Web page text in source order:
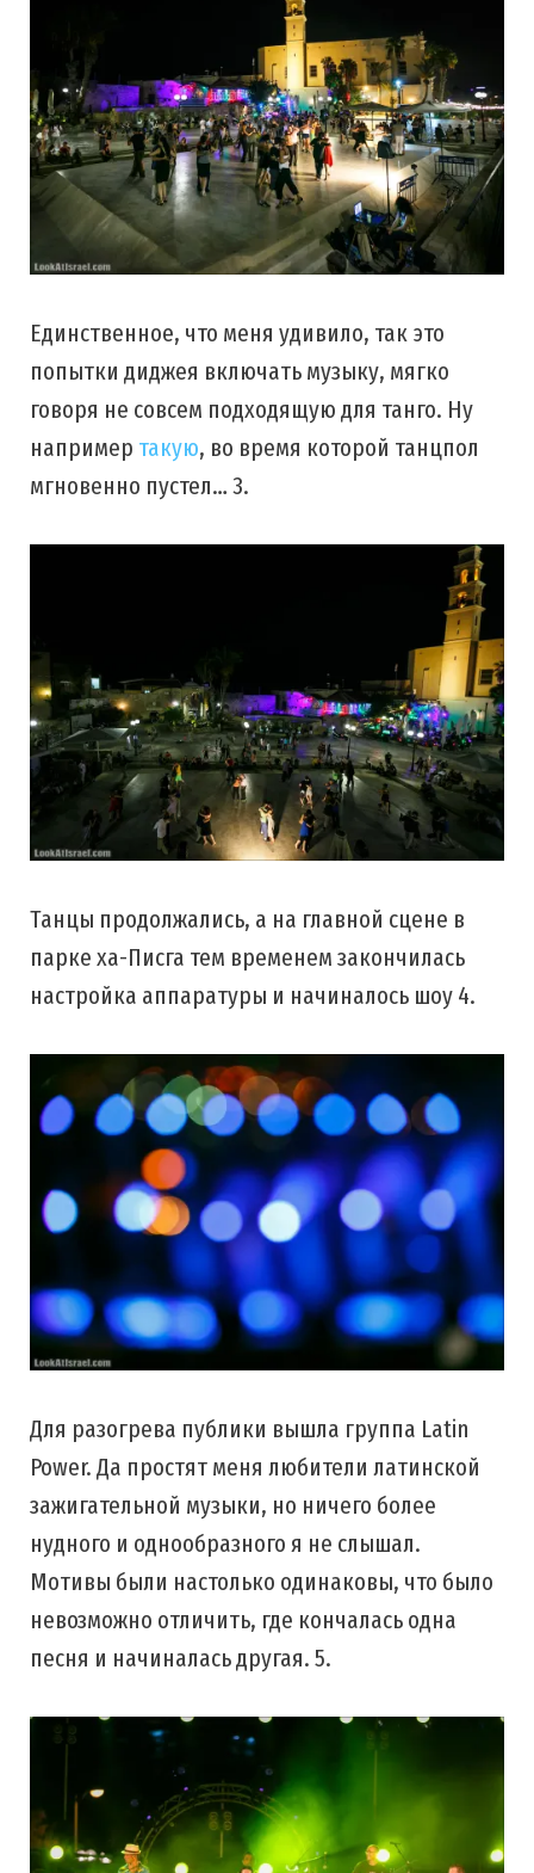
Единственное, что меня удивило, так это
попытки диджея включать музыку, мягко
говоря не совсем подходящую для танго. Ну
например такую, во время которой танцпол
мгновенно пустел… 3.
Танцы продолжались, а на главной сцене в
парке ха-Писга тем временем закончилась
настройка аппаратуры и начиналось шоу 4.
Для разогрева публики вышла группа Latin
Power. Да простят меня любители латинской
зажигательной музыки, но ничего более
нудного и однообразного я не слышал.
Мотивы были настолько одинаковы, что было
невозможно отличить, где кончалась одна
песня и начиналась другая. 5.